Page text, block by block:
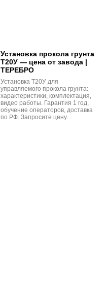
Установка прокола грунта
Т20У — цена от завода |
ТЕРЕБРО
Установка Т20У для
управляемого прокола грунта:
характеристики, комплектация,
видео работы. Гарантия 1 год,
обучение операторов, доставка
по РФ. Запросите цену.